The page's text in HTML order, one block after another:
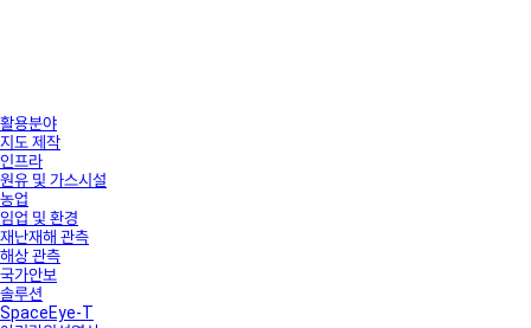
활용분야
지도 제작
인프라
원유 및 가스시설
농업
임업 및 환경
재난재해 관측
해상 관측
국가안보
솔루션
SpaceEye-T